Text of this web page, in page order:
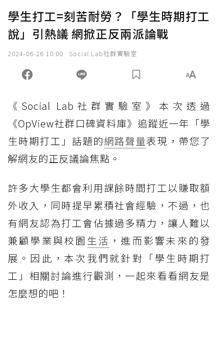
學生打工=刻苦耐勞？「學生時期打工
說」引熱議 網掀正反兩派論戰
2024-06-26 10:00 Social Lab社群實驗室
《Social Lab社群實驗室》本次透過
《OpView社群口碑資料庫》追蹤近一年「學
生時期打工」話題的網路聲量表現，帶您了
解網友的正反議論焦點。
許多大學生都會利用課餘時間打工以賺取額
外收入，同時提早累積社會經驗，不過，也
有網友認為打工會佔據過多精力，讓人難以
兼顧學業與校園 生活 ，進而影響未來的發
展。因此，本次我們就針對「學生時期打
工」相關討論進行觀測，一起來看看網友是
怎麼想的吧！